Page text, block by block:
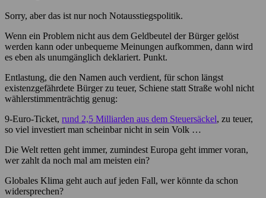
Sorry, aber das ist nur noch Notausstiegspolitik.
Wenn ein Problem nicht aus dem Geldbeutel der Bürger gelöst
werden kann oder unbequeme Meinungen aufkommen, dann wird
es eben als unumgänglich deklariert. Punkt.
Entlastung, die den Namen auch verdient, für schon längst
existenzgefährdete Bürger zu teuer, Schiene statt Straße wohl nicht
wählerstimmenträchtig genug:
9-Euro-Ticket, rund 2,5 Milliarden aus dem Steuersäckel, zu teuer,
so viel investiert man scheinbar nicht in sein Volk …
Die Welt retten geht immer, zumindest Europa geht immer voran,
wer zahlt da noch mal am meisten ein?
Globales Klima geht auch auf jeden Fall, wer könnte da schon
widersprechen?